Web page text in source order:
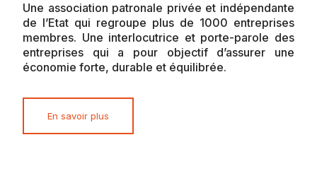
Une association patronale privée et indépendante
de l’Etat qui regroupe plus de 1000 entreprises
membres. Une interlocutrice et porte-parole des
entreprises qui a pour objectif d’assurer une
économie forte, durable et équilibrée.
En savoir plus